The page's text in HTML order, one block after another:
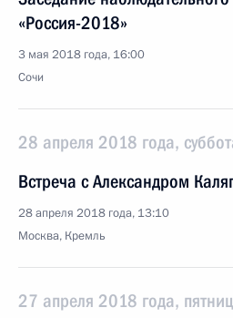
«Россия-2018»
3 мая 2018 года, 16:00
Сочи
28 апреля 2018 года,
Встреча с Александром
28 апреля 2018 года, 13:10
Москва, Кремль
27 апреля 2018 года,